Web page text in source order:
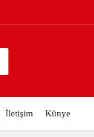
İletişim Künye